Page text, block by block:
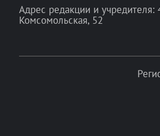
Адрес редакции и учредителя:
Комсомольская, 52